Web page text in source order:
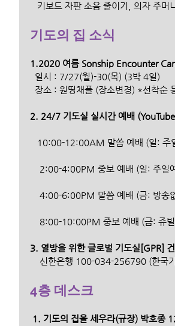
키보드 자판 소음 줄이기, 의자 주머
기도의 집 소식
1.2020 여름 Sonship Encounter
  일시 : 7/27(월)-30(목) (3박 4일)
장소 : 원띵채플 (장소변경) *선착순
2. 24/7 기도실 실시간 예배
10:00-12:00AM 말씀 예배 (일: 주
2:00-4:00PM 중보 예배 (일: 주일
4:00-6:00PM 말씀 예배 (금: 방송
8:00-10:00PM 중보 예배 (금: 쥬
3. 열방을 위한 글로벌 기도실[GPR]
신한은행 100-034-256790 (한국
4층 데스크
1. 기도의 집을 세우라(규장) 박호종